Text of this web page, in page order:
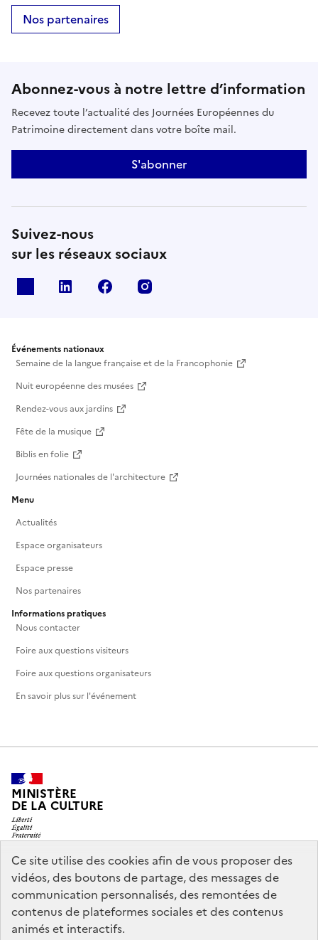
Ce site utilise des cookies afin de vous proposer des
vidéos, des boutons de partage, des messages de
communication personnalisés, des remontées de
contenus de plateformes sociales et des contenus
animés et interactifs.
Nos partenaires
Abonnez-vous à notre lettre d’information
Recevez toute l’actualité des Journées Européennes du
Patrimoine directement dans votre boîte mail.
S'abonner
Suivez-nous
sur les réseaux sociaux
Linkedin Facebook
Événements nationaux
Semaine de la langue française et de la Francophonie
Nuit européenne des musées
Rendez-vous aux jardins
Fête de la musique
Biblis en folie
Journées nationales de l'architecture
Menu
Actualités
Espace organisateurs
Espace presse
Nos partenaires
Informations pratiques
Nous contacter
Foire aux questions visiteurs
Foire aux questions organisateurs
En savoir plus sur l'événement
MINISTÈRE
DE LA CULTURE
legifrance.gouv.fr
info.gouv.fr
service-public.gouv.fr
data.gouv.fr